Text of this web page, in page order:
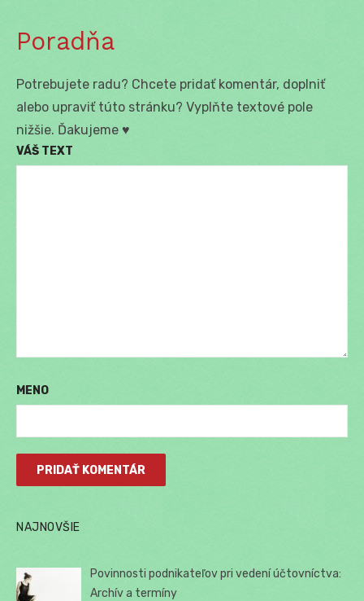
Poradňa
Potrebujete radu? Chcete pridať komentár, doplniť
alebo upraviť túto stránku? Vyplňte textové pole
nižšie. Ďakujeme ♥
VÁŠ TEXT
MENO
NAJNOVŠIE
Povinnosti podnikateľov pri vedení účtovníctva:
Archív a termíny